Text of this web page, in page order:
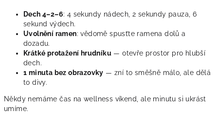
Dech 4–2–6: 4 sekundy nádech, 2 sekundy pauza, 6
sekund výdech.
Uvolnění ramen: vědomě spusťte ramena dolů a
dozadu.
Krátké protažení hrudníku — otevře prostor pro hlubší
dech.
1 minuta bez obrazovky — zní to směšně málo, ale dělá
to divy.
Někdy nemáme čas na wellness víkend, ale minutu si ukrást
umíme.